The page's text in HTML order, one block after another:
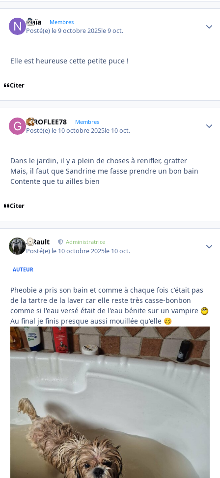
Naïa Membres
Posté(e) le 9 octobre 2025le 9 oct.
Elle est heureuse cette petite puce !
Citer
GIROFLEE78 Membres
Posté(e) le 10 octobre 2025le 10 oct.
Dans le jardin, il y a plein de choses à renifler, gratter
Mais, il faut que Sandrine me fasse prendre un bon bain
Contente que tu ailles bien
Citer
S.Rault Administratrice
Posté(e) le 10 octobre 2025le 10 oct.
AUTEUR
Pheobie a pris son bain et comme à chaque fois c'était pas
de la tartre de la laver car elle reste très casse-bonbon
comme si l'eau versé était de l'eau bénite sur un vampire
Au final je finis presque aussi mouillée qu'elle 🥴